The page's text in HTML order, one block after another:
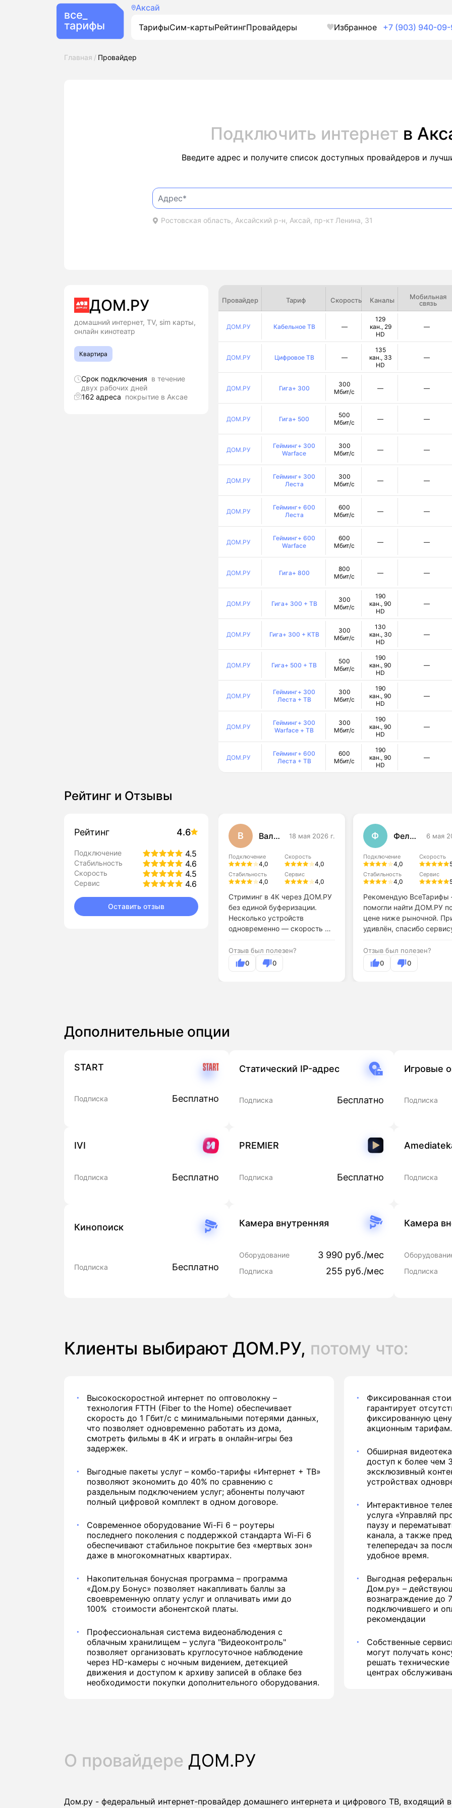
Аксай
ТарифыСим-картыРейтингПровайдеры Избранное +7 (903) 940-
Главная Провайдер
Подключить интернет в
Введите адрес и получите список доступных провайдеров и
Ростовская область, Аксайский р-н, Аксай, пр-кт Ленина, 31
ДОМ.РУ
домашний интернет, TV, sim карты,
онлайн кинотеатр
Квартира
Срок подключения в течение
двух рабочих дней
162 адреса покрытие в Аксае
Рейтинг 4.6
Подключение 4.5
Стабильность 4.6
Скорость 4.5
Сервис 4.6
Оставить отзыв
Рейтинг и Отзывы
В Валерия Панова 18 мая 2026 г.
Подключение
4,0
Скорость
4,0
Стабильность
4,0
Сервис
4,0
Стриминг в 4К через ДОМ.РУ
без единой буферизации.
Несколько устройств
одновременно — скорость не
Отзыв был полезен?
0
0
Ф Феликс 6 мая
Подключение
4,0
Скорость
Стабильность
4,0
Сервис
Рекомендую
помогли найти ДОМ.РУ
цене ниже рыночной.
удивлён, спасибо
Отзыв был полезен?
0
0
Провайдер Тариф Скорость Каналы
Мобильная
связь
ДОМ.РУ Кабельное ТВ —
129
кан., 29
HD
—
ДОМ.РУ Цифровое ТВ —
135
кан., 33
HD
—
ДОМ.РУ Гига+ 300
300
Мбит/с
— —
ДОМ.РУ Гига+ 500
500
Мбит/с
— —
ДОМ.РУ
Гейминг+ 300
Warface
300
Мбит/с
— —
ДОМ.РУ
Гейминг+ 300
Леста
300
Мбит/с
— —
ДОМ.РУ
Гейминг+ 600
Леста
600
Мбит/с
— —
ДОМ.РУ
Гейминг+ 600
Warface
600
Мбит/с
— —
ДОМ.РУ Гига+ 800
800
Мбит/с
— —
ДОМ.РУ Гига+ 300 + ТВ
300
Мбит/с
190
кан., 90
HD
—
ДОМ.РУ Гига+ 300 + КТВ
300
Мбит/с
130
кан., 30
HD
—
ДОМ.РУ Гига+ 500 + ТВ
500
Мбит/с
190
кан., 90
HD
—
ДОМ.РУ
Гейминг+ 300
Леста + ТВ
300
Мбит/с
190
кан., 90
HD
—
ДОМ.РУ
Гейминг+ 300
Warface + ТВ
300
Мбит/с
190
кан., 90
HD
—
ДОМ.РУ
Гейминг+ 600
Леста + ТВ
600
Мбит/с
190
кан., 90
HD
—
Дополнительные опции
START
Подписка Бесплатно
Статический IP-адрес
Подписка Бесплатно
Игровые
Подписка
IVI
Подписка Бесплатно
PREMIER
Подписка Бесплатно Подписка
Кинопоиск
Подписка Бесплатно
Камера внутренняя
Оборудование 3 990 руб./мес
Подписка 255 руб./мес
Камера
Подписка
Клиенты выбирают ДОМ.РУ, потому что:
Высокоскоростной интернет по оптоволокну –
технология FTTH (Fiber to the Home) обеспечивает
скорость до 1 Гбит/с с минимальными потерями данных,
что позволяет одновременно работать из дома,
смотреть фильмы в 4K и играть в онлайн-игры без
задержек.
Выгодные пакеты услуг – комбо-тарифы «Интернет + ТВ»
позволяют экономить до 40% по сравнению с
раздельным подключением услуг; абоненты получают
полный цифровой комплект в одном договоре.
Современное оборудование Wi-Fi 6 – роутеры
последнего поколения с поддержкой стандарта Wi-Fi 6
обеспечивают стабильное покрытие без «мертвых зон»
даже в многокомнатных квартирах.
Накопительная бонусная программа – программа
«Дом.ру Бонус» позволяет накапливать баллы за
своевременную оплату услуг и оплачивать ими до
100% стоимости абонентской платы.
Профессиональная система видеонаблюдения с
облачным хранилищем – услуга "Видеоконтроль"
позволяет организовать круглосуточное наблюдение
через HD-камеры с ночным видением, детекцией
движения и доступом к архиву записей в облаке без
необходимости покупки дополнительного оборудования.
Фиксированная
гарантирует
фиксированную
акционным тарифам.
Обширная
доступ к более чем
эксклюзивный
устройствах
Интерактивное
услуга «Управляй
паузу и
канала, а также
телепередач за
удобное время.
Выгодная
Дом.ру» –
вознаграждение до
подключившего и
рекомендации
Собственные
могут получать
решать
центрах
О провайдере ДОМ.РУ
Дом.ру - федеральный интернет‑провайдер домашнего интернета и цифрового ТВ, входящий